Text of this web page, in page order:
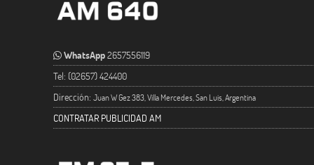
WhatsApp2657556119
Tel: (02657) 424400
Dirección: Juan W Gez 383, Villa Mercedes, San Luis, Argentina
CONTRATAR PUBLICIDAD AM